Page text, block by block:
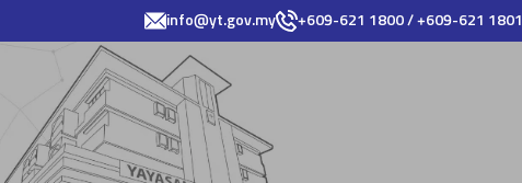
info@yt.gov.my +609-621 1800 / +609-621 1801